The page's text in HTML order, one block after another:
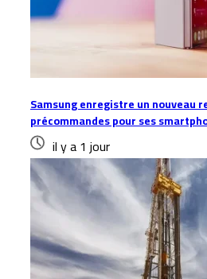
Samsung enregistre un nouveau
précommandes pour ses
il y a 1 jour